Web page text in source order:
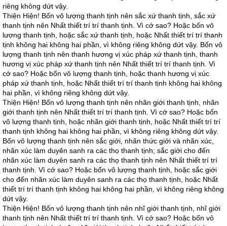
riêng không dứt vậy.
Thiện Hiện! Bốn vô lượng thanh tịnh nên sắc xứ thanh tịnh, sắc xứ
thanh tịnh nên Nhất thiết trí trí thanh tịnh. Vì cớ sao? Hoặc bốn vô
lượng thanh tịnh, hoặc sắc xứ thanh tịnh, hoặc Nhất thiết trí trí thanh
tịnh không hai không hai phần, vì không riêng không dứt vậy. Bốn vô
lượng thanh tịnh nên thanh hương vị xúc pháp xứ thanh tịnh, thanh
hương vị xúc pháp xứ thanh tịnh nên Nhất thiết trí trí thanh tịnh. Vì
cớ sao? Hoặc bốn vô lượng thanh tịnh, hoặc thanh hương vị xúc
pháp xứ thanh tịnh, hoặc Nhất thiết trí trí thanh tịnh không hai không
hai phần, vì không riêng không dứt vậy.
Thiện Hiện! Bốn vô lượng thanh tịnh nên nhãn giới thanh tịnh, nhãn
giới thanh tịnh nên Nhất thiết trí trí thanh tịnh. Vì cớ sao? Hoặc bốn
vô lượng thanh tịnh, hoặc nhãn giới thanh tịnh, hoặc Nhất thiết trí trí
thanh tịnh không hai không hai phần, vì không riêng không dứt vậy.
Bốn vô lượng thanh tịnh nên sắc giới, nhãn thức giới và nhãn xúc,
nhãn xúc làm duyên sanh ra các thọ thanh tịnh; sắc giới cho đến
nhãn xúc làm duyên sanh ra các thọ thanh tịnh nên Nhất thiết trí trí
thanh tịnh. Vì cớ sao? Hoặc bốn vô lượng thanh tịnh, hoặc sắc giới
cho đến nhãn xúc làm duyên sanh ra các thọ thanh tịnh, hoặc Nhất
thiết trí trí thanh tịnh không hai không hai phần, vì không riêng không
dứt vậy.
Thiện Hiện! Bốn vô lượng thanh tịnh nên nhĩ giới thanh tịnh, nhĩ giới
thanh tịnh nên Nhất thiết trí trí thanh tịnh. Vì cớ sao? Hoặc bốn vô